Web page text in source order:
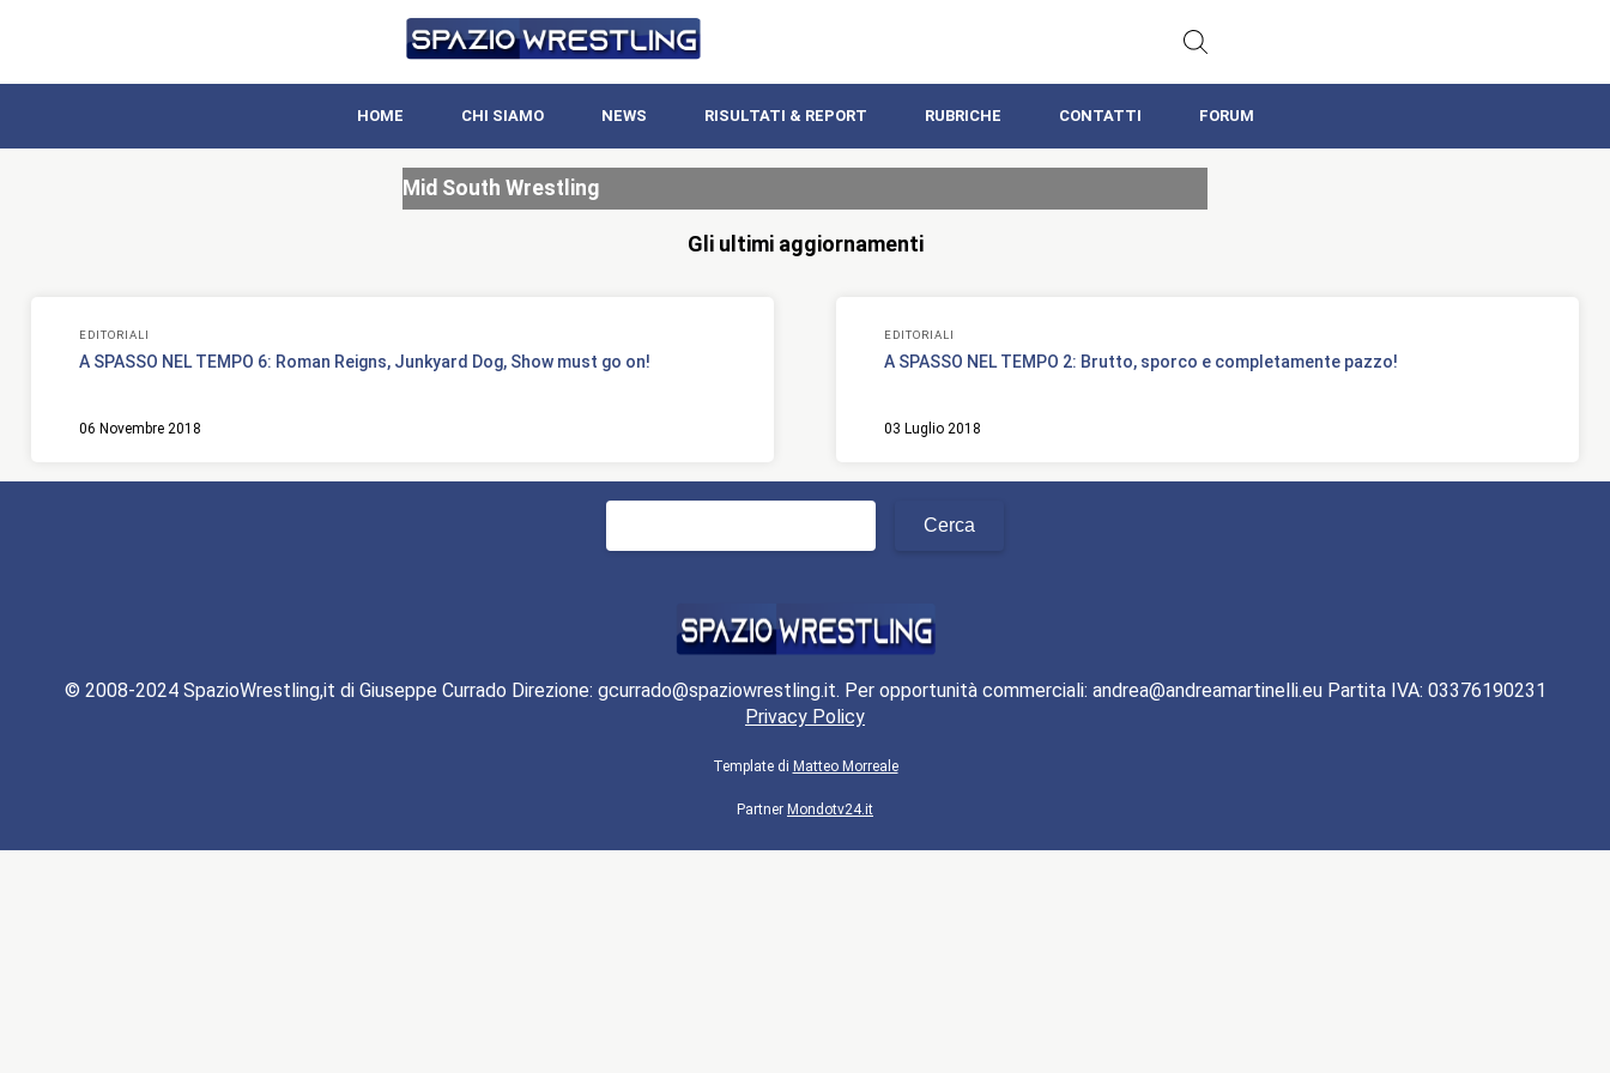
HOME CHI SIAMO NEWS RISULTATI & REPORT RUBRICHE CONTATTI FORUM
Mid South Wrestling
Gli ultimi aggiornamenti
EDITORIALI
A SPASSO NEL TEMPO 6: Roman Reigns, Junkyard Dog, Show must go on!
06 Novembre 2018
EDITORIALI
A SPASSO NEL TEMPO 2: Brutto, sporco e completamente pazzo!
03 Luglio 2018
© 2008-2024 SpazioWrestling,it di Giuseppe Currado Direzione: gcurrado@spaziowrestling.it. Per opportunità commerciali: andrea@andreamartinelli.eu Partita IVA: 03376190231
Privacy Policy
Template di Matteo Morreale
Partner Mondotv24.it